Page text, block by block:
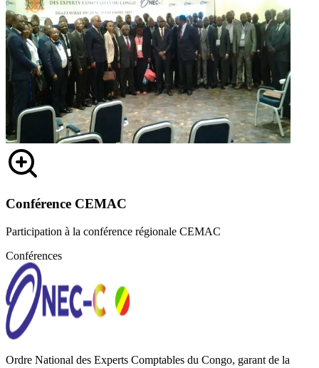
Conférence CEMAC
Participation à la conférence régionale CEMAC
Conférences
Ordre National des Experts Comptables du Congo, garant de la